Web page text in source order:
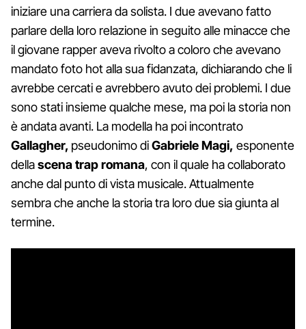
iniziare una carriera da solista. I due avevano fatto
parlare della loro relazione in seguito alle minacce che
il giovane rapper aveva rivolto a coloro che avevano
mandato foto hot alla sua fidanzata, dichiarando che li
avrebbe cercati e avrebbero avuto dei problemi. I due
sono stati insieme qualche mese, ma poi la storia non
è andata avanti. La modella ha poi incontrato
Gallagher, pseudonimo diGabriele Magi, esponente
dellascena trap romana, con il quale ha collaborato
anche dal punto di vista musicale. Attualmente
sembra che anche la storia tra loro due sia giunta al
termine.